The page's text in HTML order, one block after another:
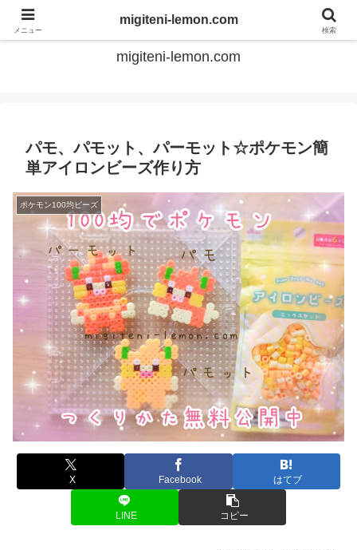
てのひらアイロンビーズ
migiteni-lemon.com
パモ、パモット、パーモット☆ポケモン簡
単アイロンビーズ作り方
ポケモン100均ビーズ
X Facebook はてブ
LINE コピー
メニュー
migiteni-lemon.com
検索